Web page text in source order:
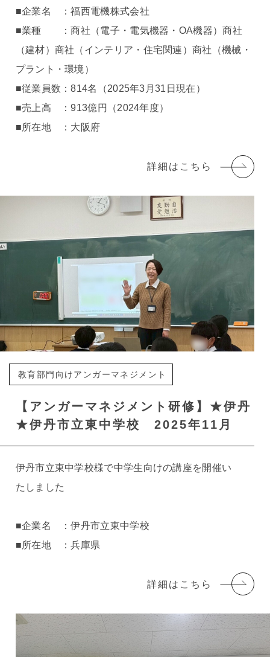
■企業名 ：福西電機株式会社
■業種 ：商社（電子・電気機器・OA機器）商社
（建材）商社（インテリア・住宅関連）商社（機械・
プラント・環境）
■従業員数：814名（2025年3月31日現在）
■売上高 ：913億円（2024年度）
■所在地 ：大阪府
詳細はこちら
教育部門向けアンガーマネジメント
【アンガーマネジメント研修】★伊丹
★伊丹市立東中学校 2025年11月
伊丹市立東中学校様で中学生向けの講座を開催い
たしました
■企業名 ：伊丹市立東中学校
■所在地 ：兵庫県
詳細はこちら